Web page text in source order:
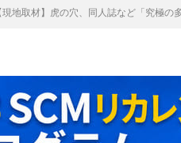
現地取材】虎の穴、同人誌など「究極